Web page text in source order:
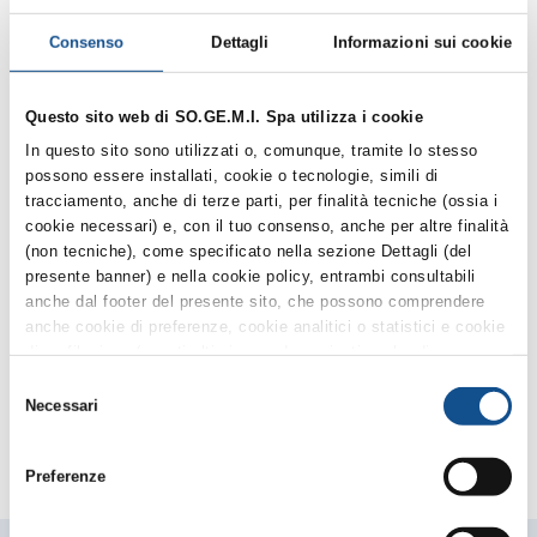
Consenso Dettagli Informazioni sui cookie
Questo sito web di SO.GE.M.I. Spa utilizza i cookie
In questo sito sono utilizzati o, comunque, tramite lo stesso
possono essere installati, cookie o tecnologie, simili di
tracciamento, anche di terze parti, per finalità tecniche (ossia i
cookie necessari) e, con il tuo consenso, anche per altre finalità
(non tecniche), come specificato nella sezione Dettagli (del
presente banner) e nella cookie policy, entrambi consultabili
anche dal footer del presente sito, che possono comprendere
anche cookie di preferenze, cookie analitici o statistici e cookie
di profilazione (questi ultimi sono denominati anche di
consenso, in qualsiasi momento, cliccando su Accetta i
selezionati. Puoi acconsentire all’utilizzo di tali tecnologie
informativa e/o utilizzando il tasto “Rifiuta i cookie non tecnici”,
continui la navigazione senza accettare i cookie non tecnici e
verranno installati solamente i cookie tecnici. Per quanto
delNecessari
Preferenze
Dott. Giampaolo Fani dal 1992 al 1993
Ing. Italo Ferrante dal 1993 al 1998 (Amministratore
Unico)
Dott. Simonpaolo Buongiardino dal 1998 al 2001
Avv. Serena Manzin dal 2001 al 2005
Dott. Paolo Lombardi dal 2005 al 2007
Roberto Predolin dal 2007 al 2010
Dott. Luigi Predeval dal 2010 al 2014
Dott. Nicolò Dubini dal 2014 al 2016
Dott. Ing. Paolo Zinna dal 2016 (dapprima come
Dott. Cesare Ferrero dal 2016